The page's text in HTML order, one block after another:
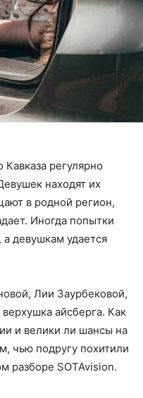
регулярно
находят их
в родной регион,
Иногда попытки
а девушкам удается
Лии Заурбековой,
айсберга. Как
и велики ли шансы на
чью подругу похитили
разборе SOTAvision.